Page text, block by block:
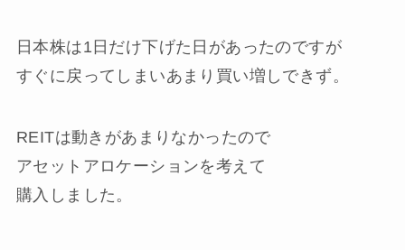
日本株は1日だけ下げた日があったのですが
すぐに戻ってしまいあまり買い増しできず。
REITは動きがあまりなかったので
アセットアロケーションを考えて
購入しました。